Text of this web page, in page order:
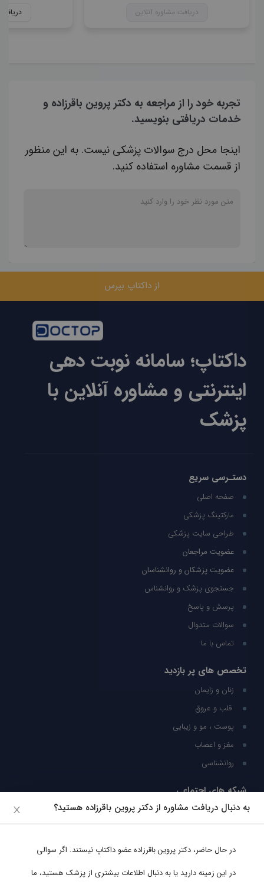
دریافت مشاوره آنلاین
تجربه خود را از مراجعه به دکتر پروین باقرزاده و
خدمات دریافتی بنویسید.
اینجا محل درج سوالات پزشکی نیست. به این منظور
از قسمت مشاوره استفاده کنید.
از داکتاپ بپرس
داکتاپ؛ سامانه نوبت دهی
اینترنتی و مشاوره آنلاین با
پزشک
دستـرسی سریع
صفحه اصلی
مارکتینگ پزشکی
طراحی سایت پزشکی
عضویت مراجعان
عضویت پزشکان و روانشناسان
جستجوی پزشک و روانشناس
پرسش و پاسخ
سوالات متدوال
تماس با ما
تخصص های پر بازدید
زنان و زایمان
قلب و عروق
پوست ، مو و زیبایی
مغز و اعصاب
روانشناسی
شبکه های اجتماعی
ما را در شبکه های اجتماعی دنبال کنید
به دنبال دریافت مشاوره از دکتر پروین باقرزاده هستید؟
در حال حاضر، دکتر پروین باقرزادهعضو داکتاپ نیستند. اگر سوالی
در این زمینه دارید یا به دنبال اطلاعات بیشتری از پزشک هستید، ما